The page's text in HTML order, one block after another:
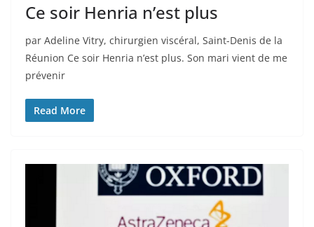
Ce soir Henria n’est plus
par Adeline Vitry, chirurgien viscéral, Saint-Denis de la
Réunion Ce soir Henria n’est plus. Son mari vient de me
prévenir
Read More